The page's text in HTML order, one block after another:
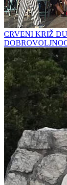
CRVENI KRIŽ